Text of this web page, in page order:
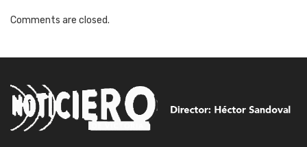
Comments are closed.